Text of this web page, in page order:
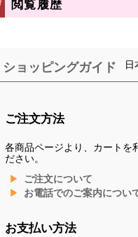
閲覧履歴
ショッピングガイド 日
ご注文方法
各商品ページより、カートを
ださい。
ご注文について
お電話でのご案内につい
お支払い方法